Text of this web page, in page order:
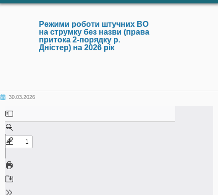
Режими роботи штучних ВО
на струмку без назви (права
притока 2-порядку р.
Дністер) на 2026 рік
30.03.2026